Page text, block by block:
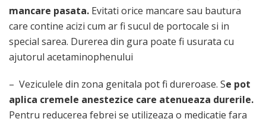
mancare pasata. Evitati orice mancare sau bautura
care contine acizi cum ar fi sucul de portocale si in
special sarea. Durerea din gura poate fi usurata cu
ajutorul acetaminophenului
– Veziculele din zona genitala pot fi dureroase. Se pot
aplica cremele anestezice care atenueaza durerile.
Pentru reducerea febrei se utilizeaza o medicatie fara